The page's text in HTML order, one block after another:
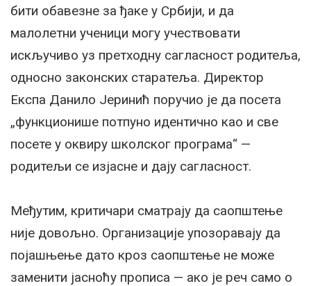
бити обавезне за ђаке у Србији, и да
малолетни ученици могу учествовати
искључиво уз претходну сагласност родитеља,
односно законских старатеља. Директор
Експа Данило Јеринић поручио је да посета
„функционише потпуно идентично као и све
посете у оквиру школског програма“ —
родитељи се изјасне и дају сагласност.
Међутим, критичари сматрају да саопштење
није довољно. Организације упозоравају да
појашњење дато кроз саопштење не може
заменити јасноћу прописа — ако је реч само о